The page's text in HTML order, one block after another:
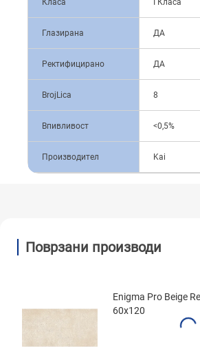
Класа I Класа
Глазирана ДА
Ректифицирано ДА
BrojLica 8
Впивливост <0,5%
Производител Kai
Поврзани производи
Enigma Pro Beige
60x120